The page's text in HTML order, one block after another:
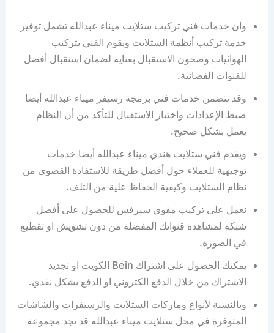
وان خدمات فني تركيب ستلايت ميناء عبدالله تشمل توفير
خدمة تركيب أنظمة الستلايت ويقوم الفني بتركيب
الهوائيات وصحون الاستقبال بعناية لضمان استقبال أفضل
للقنوات الفضائية.
وقد تتضمن خدمات فني برمجة رسيفر ميناء عبدالله أيضا
ضبط الإعدادات واختبار الاستقبال للتأكد من أن النظام
يعمل بشكل صحيح.
ويقدم فني ستلايت هندي ميناء عبدالله أيضا خدمات
توجيهية للعملاء حول أفضل طريقة للاستفادة القصوى من
نظام الستلايت وكيفية الحفاظ علية من التلف.
نعمل على تركيب مقوي سيرفس للحصول على أفضل
شبكة لمشاهدة قنواتك المفضلة من دون تشويش او تقطيع
في الصورة.
يمكنك الحصول على اشتراك Bein الكويت او تجديد
الاشتراك من خلال الدفع الكتروني او الدفع بشكل نقدي.
وبالنسبة لأنواع وماركات الستلايت والرسيفرات والشاشات
المتوفرة في محل ستلايت ميناء عبدالله قد تجد مجموعة